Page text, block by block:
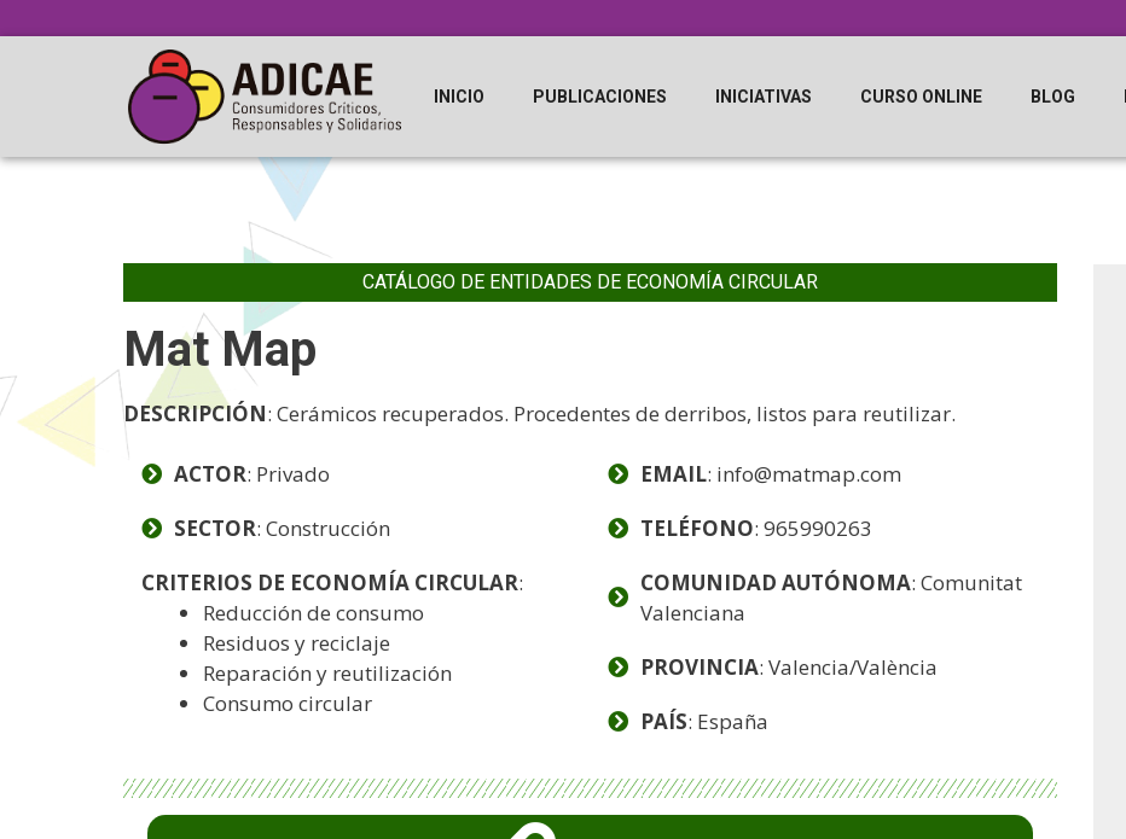
INICIO PUBLICACIONES INICIATIVAS CURSO ONLINE BLOG
CATÁLOGO DE ENTIDADES DE ECONOMÍA CIRCULAR
Mat Map
DESCRIPCIÓN: Cerámicos recuperados. Procedentes de derribos, listos para reutilizar.
ACTOR: Privado
SECTOR: Construcción
CRITERIOS DE ECONOMÍA CIRCULAR:
Reducción de consumo
Residuos y reciclaje
Reparación y reutilización
Consumo circular
EMAIL: info@matmap.com
TELÉFONO: 965990263
COMUNIDAD AUTÓNOMA: Comunitat
Valenciana
PROVINCIA: Valencia/València
PAÍS: España